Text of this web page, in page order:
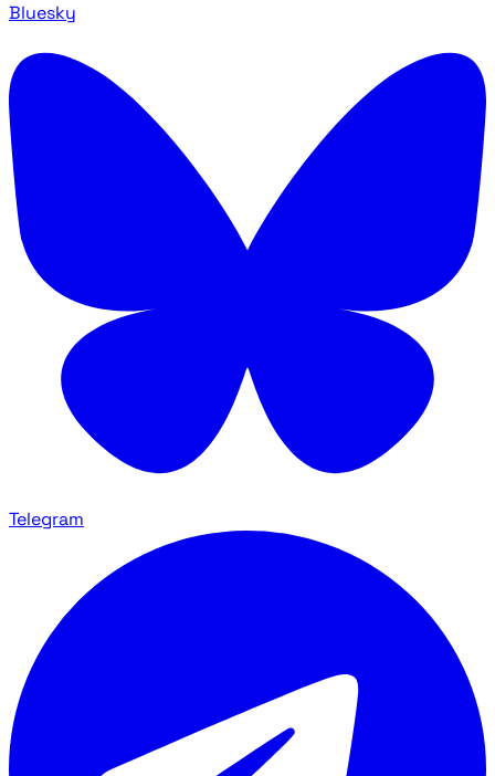
Bluesky
Telegram